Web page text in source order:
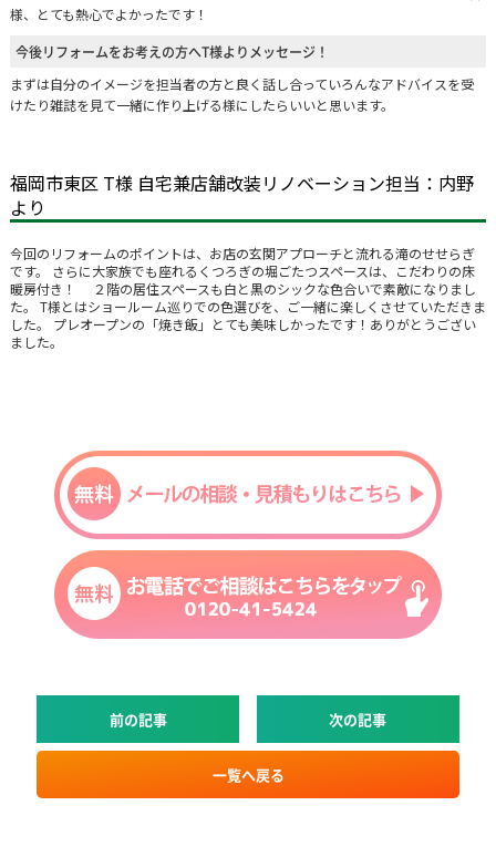
様、とても熱心でよかったです！
今後リフォームをお考えの方へT様よりメッセージ！
まずは自分のイメージを担当者の方と良く話し合っていろんなアドバイスを受
けたり雑誌を見て一緒に作り上げる様にしたらいいと思います。
福岡市東区 T様 自宅兼店舗改装リノベーション担当：内野
より
今回のリフォームのポイントは、お店の玄関アプローチと流れる滝のせせらぎ
です。 さらに大家族でも座れるくつろぎの堀ごたつスペースは、こだわりの床
暖房付き！ ２階の居住スペースも白と黒のシックな色合いで素敵になりまし
た。 T様とはショールーム巡りでの色選びを、ご一緒に楽しくさせていただきま
した。 プレオープンの「焼き飯」とても美味しかったです！ありがとうござい
ました。
前の記事 次の記事
一覧へ戻る